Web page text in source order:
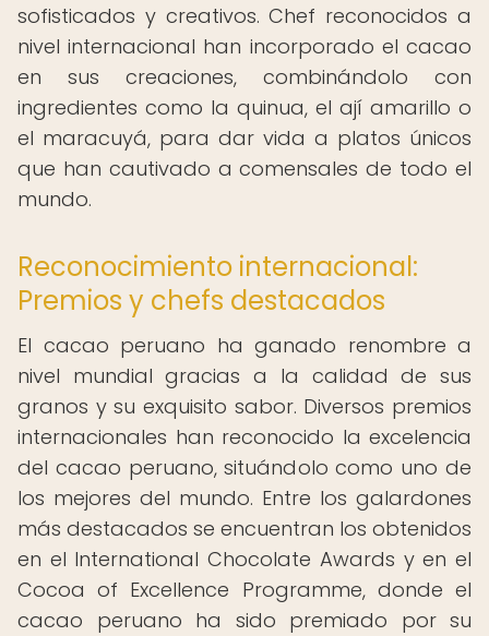
sofisticados y creativos. Chef reconocidos a
nivel internacional han incorporado el cacao
en sus creaciones, combinándolo con
ingredientes como la quinua, el ají amarillo o
el maracuyá, para dar vida a platos únicos
que han cautivado a comensales de todo el
mundo.
Reconocimiento internacional:
Premios y chefs destacados
El cacao peruano ha ganado renombre a
nivel mundial gracias a la calidad de sus
granos y su exquisito sabor. Diversos premios
internacionales han reconocido la excelencia
del cacao peruano, situándolo como uno de
los mejores del mundo. Entre los galardones
más destacados se encuentran los obtenidos
en el International Chocolate Awards y en el
Cocoa of Excellence Programme, donde el
cacao peruano ha sido premiado por su